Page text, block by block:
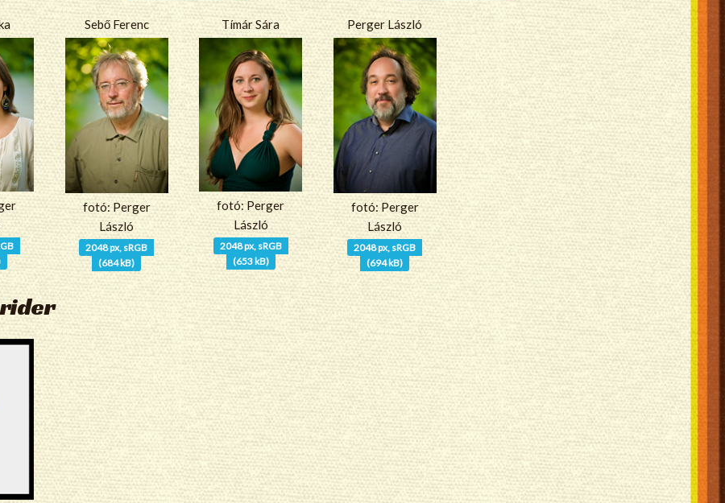
Sebő Ferenc
fotó: Perger
László
2048 px, sRGB
(684 kB)
Tímár Sára
fotó: Perger
László
2048 px, sRGB
(653 kB)
Perger László
fotó: Perger
László
2048 px, sRGB
(694 kB)